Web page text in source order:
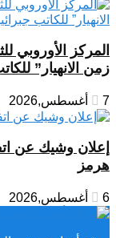
المركز الأوروبي
زمن الانهيار”
7 أغسطس,2026
هرمز
6 أغسطس,2026